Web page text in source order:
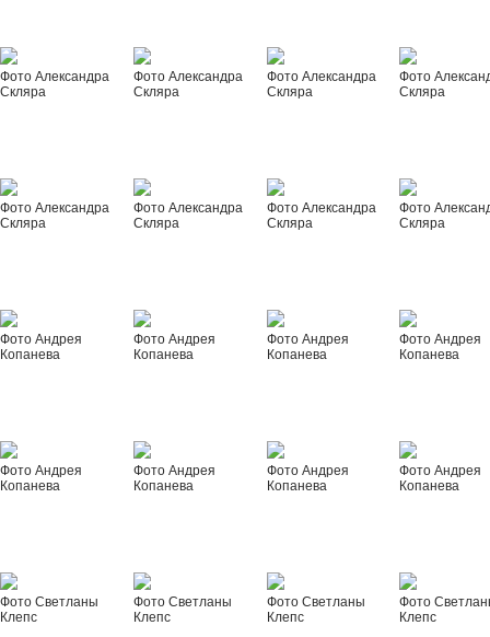
Фото Александра
Скляра
Фото Александра
Скляра
Фото Александра
Скляра
Фото
Скляра
Фото Александра
Скляра
Фото Александра
Скляра
Фото Александра
Скляра
Фото
Скляра
Фото Андрея
Копанева
Фото Андрея
Копанева
Фото Андрея
Копанева
Фото Андрея
Копанева
Фото Андрея
Копанева
Фото Андрея
Копанева
Фото Андрея
Копанева
Фото Андрея
Копанева
Фото Светланы
Клепс
Фото Светланы
Клепс
Фото Светланы
Клепс
Фото
Клепс